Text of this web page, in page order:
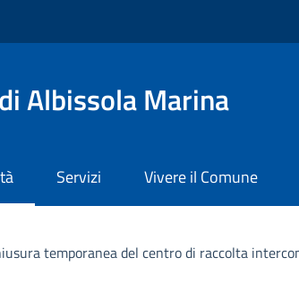
Albissola Marina
Servizi Vivere il Comune
temporanea del centro di raccolta